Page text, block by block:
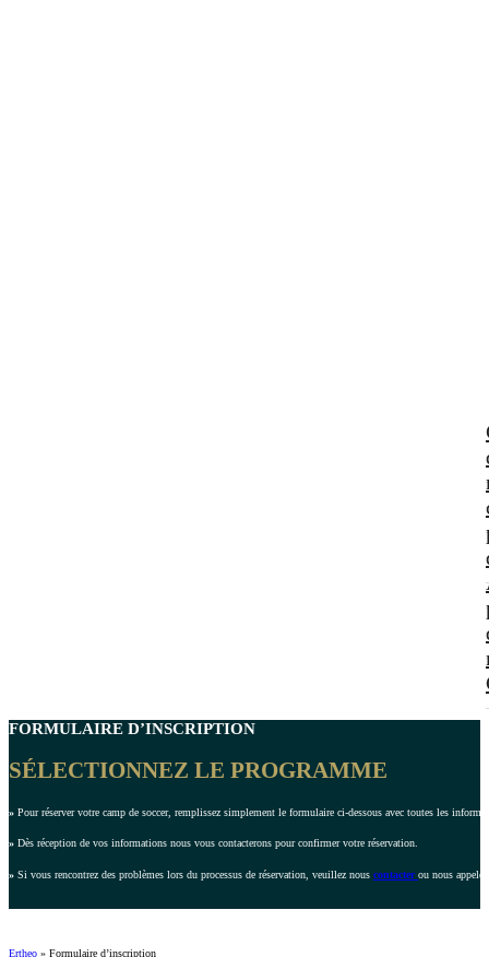
FORMULAIRE D’INSCRIPTION
SÉLECTIONNEZ LE PROGRAMME
» Pour réserver votre camp de soccer, remplissez simplement le formulaire ci-dessous avec toutes les
» Dès réception de vos informations nous vous contacterons pour confirmer votre réservation.
» Si vous rencontrez des problèmes lors du processus de réservation, veuillez nous contacterou nous
Ertheo » Formulaire d’inscription